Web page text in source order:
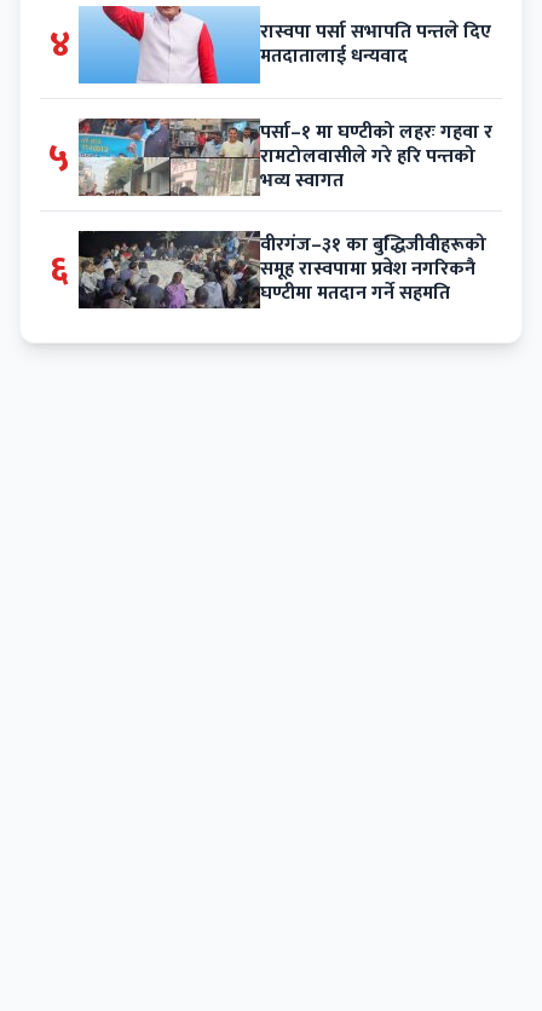
४ रास्वपा पर्सा सभापति पन्तले दिए
मतदातालाई धन्यवाद
५ पर्सा–१ मा घण्टीको लहरः गहवा र
रामटोलवासीले गरे हरि पन्तको
भव्य स्वागत
६ वीरगंज–३१ का बुद्धिजीवीहरूको
समूह रास्वपामा प्रवेश नगरिकनै
घण्टीमा मतदान गर्ने सहमति